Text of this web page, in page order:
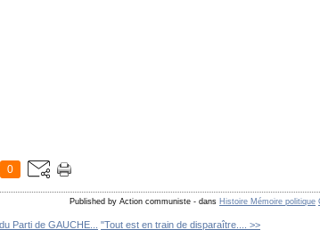
0
Published by Action communiste - dans Histoire Mémoire politique
Parti de GAUCHE... "Tout est en train de disparaître.... >>